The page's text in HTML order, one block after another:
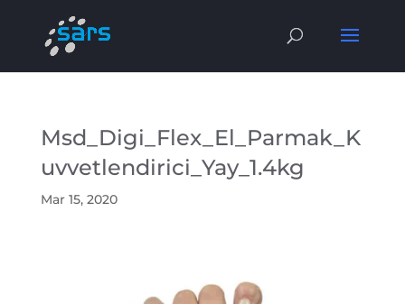
Msd_Digi_Flex_El_Parmak_K
uvvetlendirici_Yay_1.4kg
Mar 15, 2020